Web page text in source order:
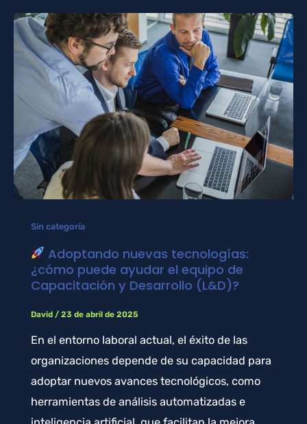
Sin categoría
Adoptando nuevas tecnologías:
¿cómo puede ayudar el equipo de
Capacitación y Desarrollo (L&D)?
David / 23 de abril de 2025
En el entorno laboral actual, el éxito de las
organizaciones depende de su capacidad para
adoptar nuevos avances tecnológicos, como
herramientas de análisis automatizadas e